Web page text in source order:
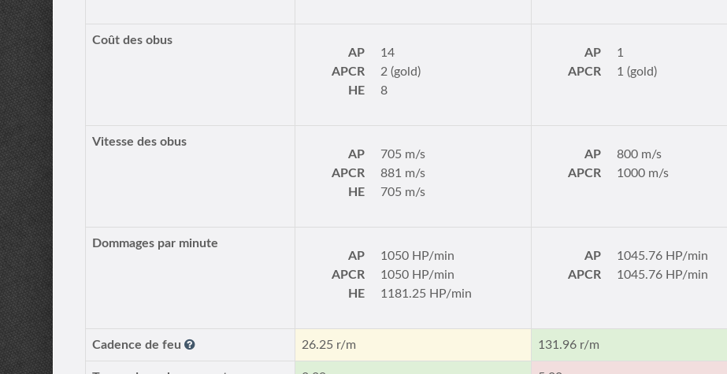
Coût des obus
AP
14
APCR
2 (gold)
HE
8
AP
1
APCR
1 (gold)
Vitesse des obus
AP
705 m/s
APCR
881 m/s
HE
705 m/s
AP
800 m/s
APCR
1000 m/s
Dommages par minute
AP
1050 HP/min
APCR
1050 HP/min
HE
1181.25 HP/min
AP
1045.76 HP/min
APCR
1045.76 HP/min
Cadence de feu 26.25 r/m 131.96 r/m